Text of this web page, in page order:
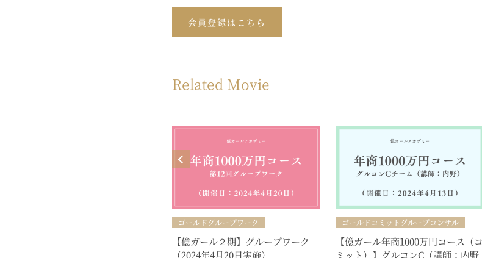
会員登録はこちら
Related Movie
ゴールドグループワーク
【億ガール２期】グループワーク
（2024年4月20日実施）
ゴールドコミットグループコンサル
【億ガール年商1000万円コース（コ
ミット）】グルコンC（講師：内野